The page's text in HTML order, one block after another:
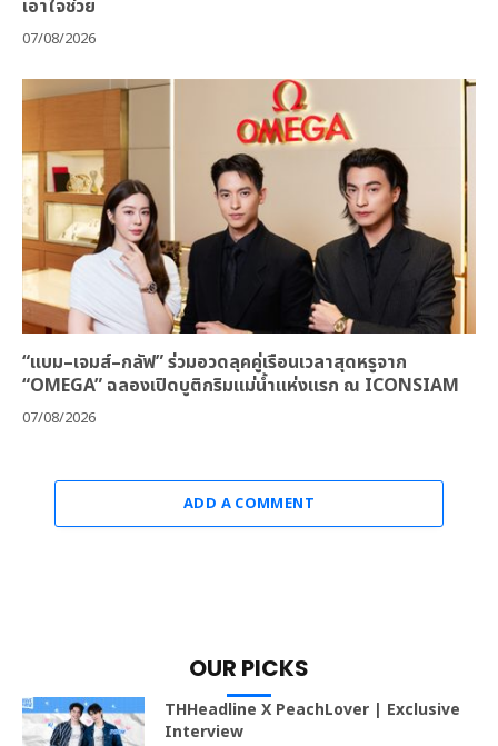
เอาใจช่วย
07/08/2026
“แบม–เจมส์–กลัฟ” ร่วมอวดลุคคู่เรือนเวลาสุดหรูจาก
“OMEGA” ฉลองเปิดบูติกริมแม่น้ำแห่งแรก ณ ICONSIAM
07/08/2026
ADD A COMMENT
OUR PICKS
THHeadline X PeachLover | Exclusive
Interview